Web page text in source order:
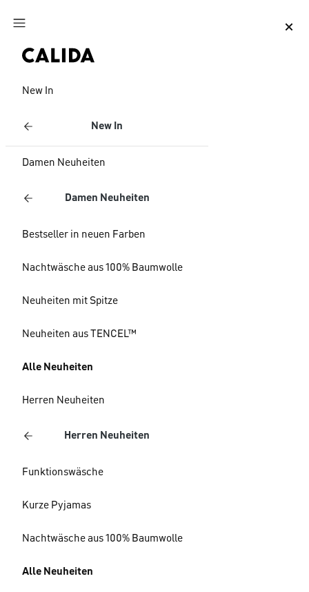
Zum Hauptinhalt springen
New In
New In
Damen Neuheiten
Damen Neuheiten
Bestseller in neuen Farben
Nachtwäsche aus 100% Baumwolle
Neuheiten mit Spitze
Neuheiten aus TENCEL™
Alle Neuheiten
Herren Neuheiten
Herren Neuheiten
Funktionswäsche
Kurze Pyjamas
Nachtwäsche aus 100% Baumwolle
Alle Neuheiten